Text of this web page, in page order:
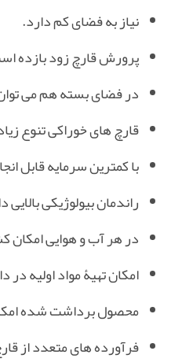
نیاز به فضای کم دارد.
پرورش قارچ زود بازده
در فضای بسته هم می
قارچ های خوراکی تنوع
با کمترین سرمایه قابل
راندمان بیولوژیکی بالایی
در هر آب و هوایی
امکان تهیۀ مواد اولیه
محصول برداشت شده
فرآورده های متعدد از